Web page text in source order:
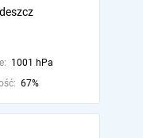
1001 hPa
67%